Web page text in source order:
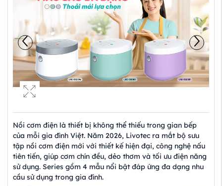
Nồi cơm điện là thiết bị không thể thiếu trong gian bếp
của mỗi gia đình Việt. Năm 2026, Livotec ra mắt bộ sưu
tập nồi cơm điện mới với thiết kế hiện đại, công nghệ nấu
tiên tiến, giúp cơm chín đều, dẻo thơm và tối ưu điện năng
sử dụng. Series gồm 4 mẫu nổi bật đáp ứng đa dạng nhu
cầu sử dụng trong gia đình.